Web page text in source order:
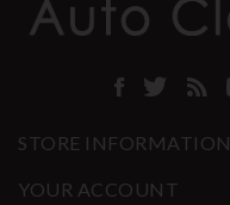
STORE INFORMATION
YOUR ACCOUNT